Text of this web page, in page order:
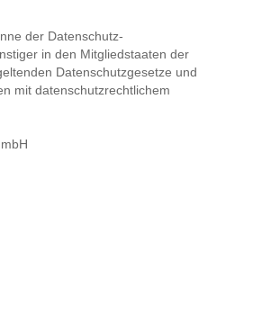
der Datenschutz-
in den Mitgliedstaaten der
Datenschutzgesetze und
mit datenschutzrechtlichem